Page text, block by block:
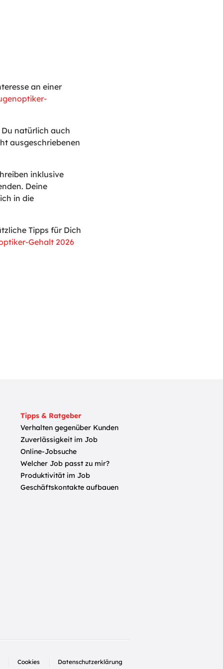
an einer
natürlich auch
ausgeschriebenen
inklusive
Deine
in die
Tipps für Dich
Gehalt 2026
Tipps & Ratgeber
Verhalten gegenüber Kunden
Zuverlässigkeit im Job
Online-Jobsuche
Welcher Job passt zu mir?
Produktivität im Job
Geschäftskontakte aufbauen
Cookies Datenschutzerklärung